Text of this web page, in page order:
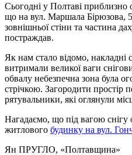
Сьогодні у Полтаві приблизно
що на вул. Маршала Бірюзова,
зовнішньої стіни та частина
постраждав.
Як нам стало відомо, накладні
витримали великої ваги
обвалу небезпечна зона була
стрічкою. Загородити простір
рятувальники, які оглянули
Нагадаємо, що під вагою
житлового будинку на вул.
Ян ПРУГЛО, «Полтавщина»